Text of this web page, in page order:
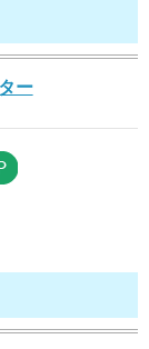
ー